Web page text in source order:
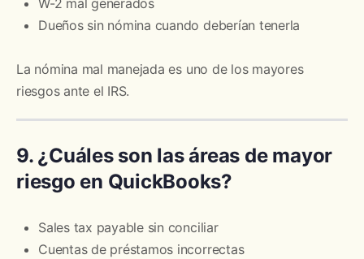
W-2 mal generados
Dueños sin nómina cuando deberían tenerla
La nómina mal manejada es uno de los mayores
riesgos ante el IRS.
9. ¿Cuáles son las áreas de mayor
riesgo en QuickBooks?
Sales tax payable sin conciliar
Cuentas de préstamos incorrectas